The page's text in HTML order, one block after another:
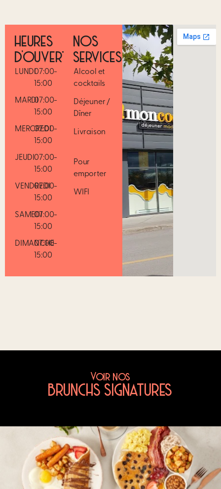
HEURES
D’OUVERTURE
LUNDI07:00-
15:00
MARDI07:00-
15:00
MERCREDI
07:00-
15:00
JEUDI07:00-
15:00
VENDREDI
07:00-
15:00
SAMEDI07:00-
15:00
DIMANCHE
07:00-
15:00
NOS
SERVICES
Alcool et
cocktails
Déjeuner /
Dîner
Livraison
Pour
emporter
WIFI
Voir nos
BRUNCHS SIGNATURES